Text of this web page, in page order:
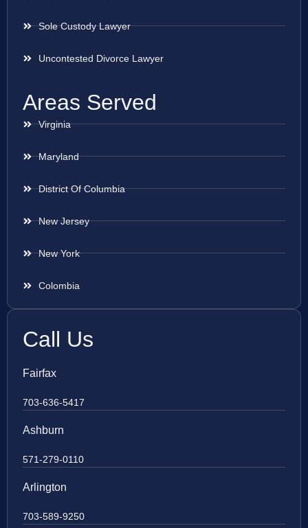
Sole Custody Lawyer
Uncontested Divorce Lawyer
Areas Served
Virginia
Maryland
District Of Columbia
New Jersey
New York
Colombia
Call Us
Fairfax
703-636-5417
Ashburn
571-279-0110
Arlington
703-589-9250